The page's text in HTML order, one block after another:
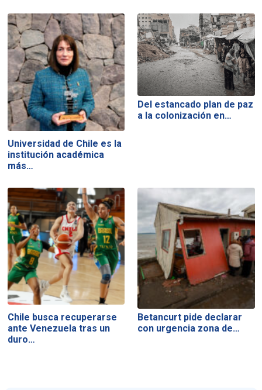
Universidad de Chile es la
institución académica
más…
Del estancado plan de paz
a la colonización en…
Chile busca recuperarse
ante Venezuela tras un
duro…
Betancurt pide declarar
con urgencia zona de…